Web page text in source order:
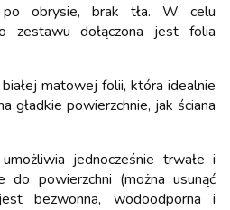
obrysie, brak tła. W celu
zestawu dołączona jest folia
matowej folii, która idealnie
gładkie powierzchnie, jak ściana
jednocześnie trwałe i
do powierzchni (można usunąć
bezwonna, wodoodporna i